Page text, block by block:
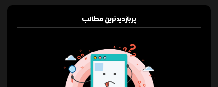
پربازدیدترین مطالب